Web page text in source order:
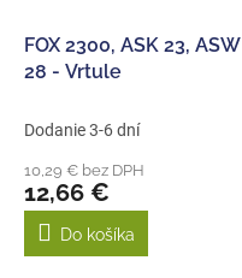
FOX 2300, ASK 23, ASW
28 - Vrtule
Dodanie 3-6 dní
10,29 € bez DPH
12,66 €
Do košíka